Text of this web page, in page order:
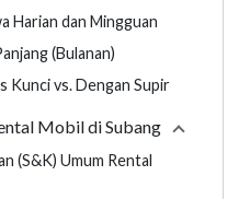
Harian dan Mingguan
(Bulanan)
Kunci vs. Dengan Supir
Mobil di Subang Collapse
(S&K) Umum Rental